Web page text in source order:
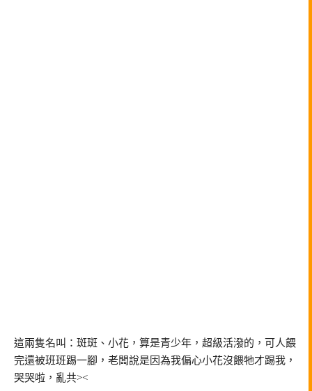
這兩隻名叫：斑斑、小花，算是青少年，超級活潑的，可人餵
完還被班班踢一腳，老闆說是因為我偏心小花沒餵牠才踢我，
哭哭啦，亂共><